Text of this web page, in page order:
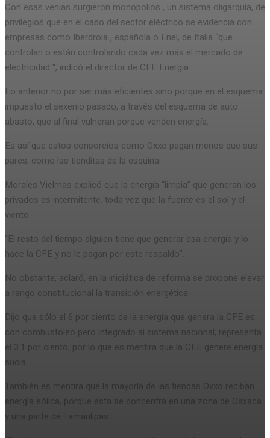
Con esas venias surgieron monopolios , un sistema oligarquía, de
privilegios que en el caso del sector eléctrico se evidencia con
empresas como Iberdrola , española o Enel, de Italia “que
controlan o están controlando cada vez más el mercado de
electricidad “, indicó el director de CFE Energia .
Lo anterior no por ser más eficientes sino porque en el esquema
impuesto el sexenio pasado, a través del esquema de auto
abasto, que al final vulneran porque venden energía.
Es así que estos consorcios como Oxxo pagan menos que sus
pares, como las tienditas de la esquina.
Morales Vielmas explicó que la energía “limpia” que generan los
privados es intermitente, toda vez que la fuente es el sol y el
viento.
“El resto del tiempo alguien tiene que generar esa energía y lo
hace la CFE y no le pagan por este respaldo”.
No obstante, aclaró, en la iniciática de reforma se propone elevar
a rango constitucional la transición energética.
Dijo que sólo el 6 por ciento de la energía que genera la CFE es
con combustoleo pero integrado al sistema nacional, representa
el 3.1 por ciento, por lo que es mentira que la CFE genere energía
sucia.
También es mentira que la mayoría de las tiendas Oxxo reciban
energía eólica, porque esta se concentra en una zona de Oaxaca